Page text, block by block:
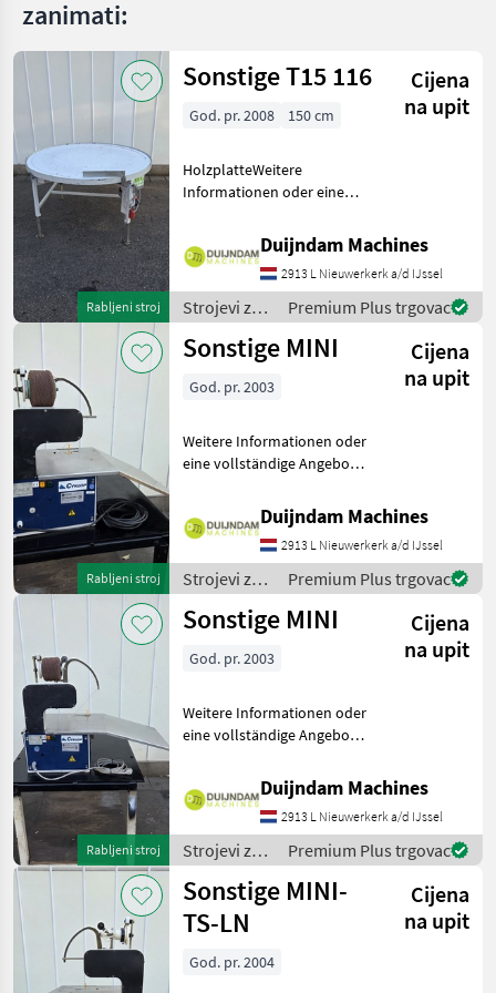
zanimati:
Rabljeni stroj
Sonstige T15 116
Cijena
na upit
God. pr. 2008 150 cm
HolzplatteWeitere
Informationen oder eine
Fragen Sie das einfach und
schnell an auf unsere
Duijndam Machines
Website! Sie können uns
auch anruf
Duijndam Machines
2913 L Nieuwerkerk a/d IJssel
Strojevi za
voćarstvo /
Sonstige
Premium Plus trgovac
Rabljeni stroj
Sonstige MINI
Cijena
na upit
God. pr. 2003
Weitere Informationen oder
eine vollständige Angebot?
schnell an auf unsere
Duijndam Machines
Website! Sie können uns
auch anrufen.Alle zu
Duijndam Machines
2913 L Nieuwerkerk a/d IJssel
Strojevi za
voćarstvo /
Sonstige
Premium Plus trgovac
Rabljeni stroj
Sonstige MINI
Cijena
na upit
God. pr. 2003
Weitere Informationen oder
eine vollständige Angebot?
schnell an auf unsere
Duijndam Machines
Website! Sie können uns
auch anrufen.Alle zu
Duijndam Machines
2913 L Nieuwerkerk a/d IJssel
Strojevi za
voćarstvo /
Sonstige
Premium Plus trgovac
Sonstige MINI-
TS-LN
Cijena
na upit
God. pr. 2004